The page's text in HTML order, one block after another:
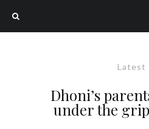
Latest
Dhoni’s
under the